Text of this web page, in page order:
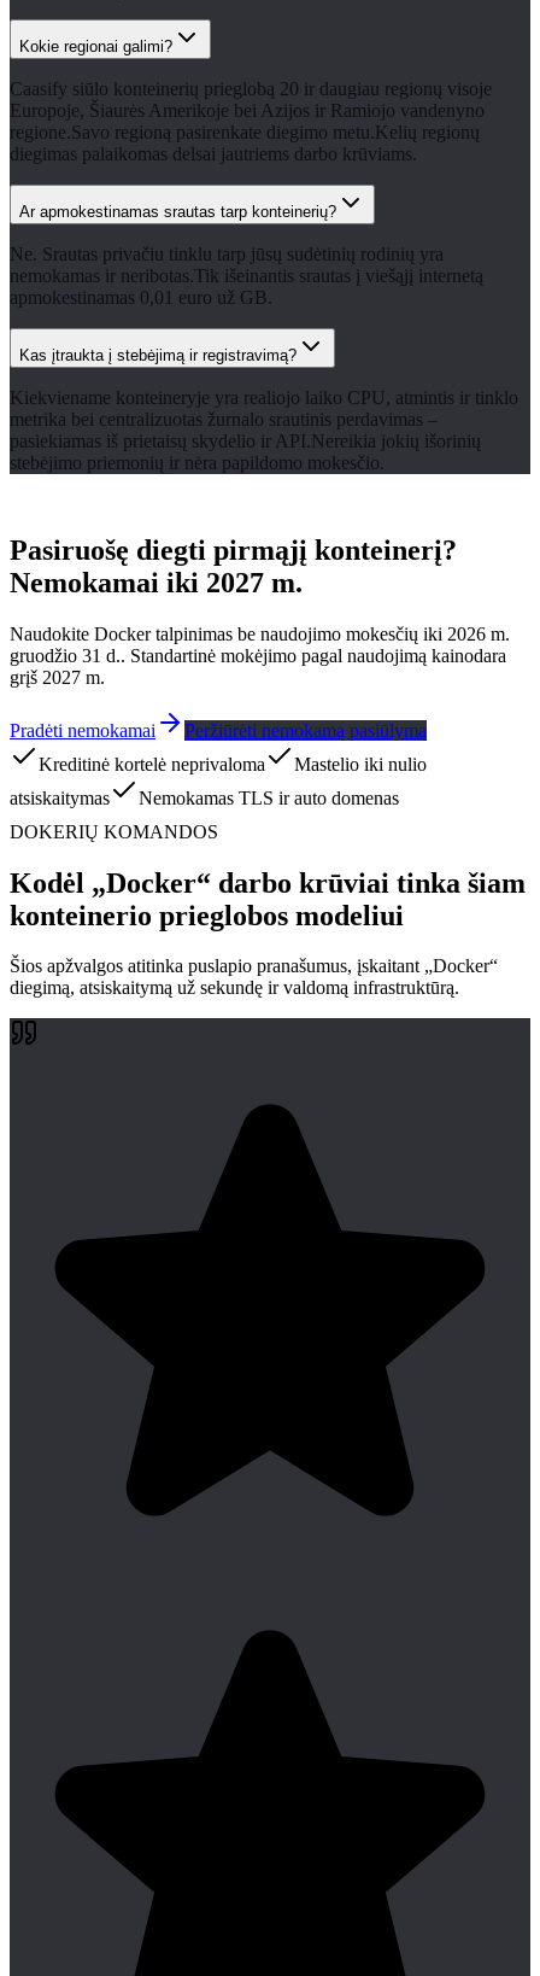
Kokie regionai galimi?
Caasify siūlo konteinerių prieglobą 20 ir daugiau regionų visoje
Europoje, Šiaurės Amerikoje bei Azijos ir Ramiojo vandenyno
regione.Savo regioną pasirenkate diegimo metu.Kelių regionų
diegimas palaikomas delsai jautriems darbo krūviams.
Ar apmokestinamas srautas tarp konteinerių?
Ne. Srautas privačiu tinklu tarp jūsų sudėtinių rodinių yra
nemokamas ir neribotas.Tik išeinantis srautas į viešąjį internetą
apmokestinamas 0,01 euro už GB.
Kas įtraukta į stebėjimą ir registravimą?
Kiekviename konteineryje yra realiojo laiko CPU, atmintis ir tinklo
metrika bei centralizuotas žurnalo srautinis perdavimas –
pasiekiamas iš prietaisų skydelio ir API.Nereikia jokių išorinių
stebėjimo priemonių ir nėra papildomo mokesčio.
Pasiruošę diegti pirmąjį konteinerį?
Nemokamai iki 2027 m.
Naudokite Docker talpinimas be naudojimo mokesčių iki 2026 m.
gruodžio 31 d.. Standartinė mokėjimo pagal naudojimą kainodara
grįš 2027 m.
Pradėti nemokamai
Peržiūrėti nemokamą pasiūlymą
Kreditinė kortelė neprivaloma
Mastelio iki nulio
atsiskaitymas
Nemokamas TLS ir auto domenas
DOKERIŲ KOMANDOS
Kodėl „Docker“ darbo krūviai tinka šiam
konteinerio prieglobos modeliui
Šios apžvalgos atitinka puslapio pranašumus, įskaitant „Docker“
diegimą, atsiskaitymą už sekundę ir valdomą infrastruktūrą.